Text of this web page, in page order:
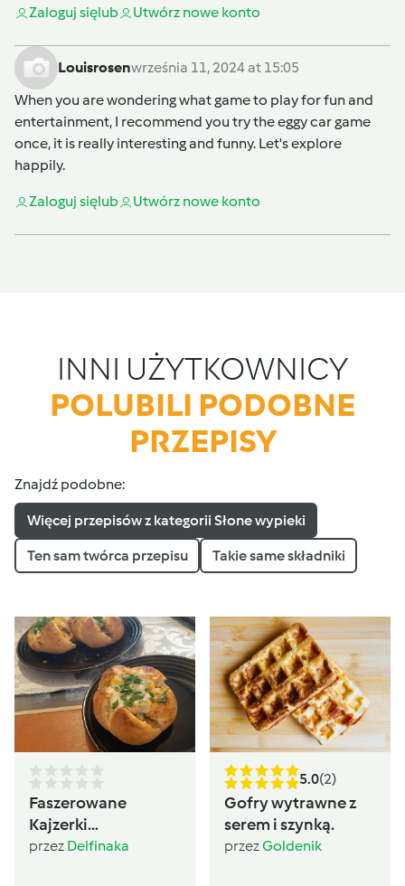
Zaloguj sięlub Utwórz nowe konto
Louisrosenwrześnia 11, 2024 at 15:05
When you are wondering what game to play for fun and
entertainment, I recommend you try theeggy cargame
once, it is really interesting and funny. Let's explore
happily.
Zaloguj sięlub Utwórz nowe konto
INNI UŻYTKOWNICY
POLUBILI PODOBNE
PRZEPISY
Znajdź podobne:
Więcej przepisów z kategorii Słone wypieki
Ten sam twórca przepisu Takie same składniki
Faszerowane
Kajzerki
PoliczonaSzama
przez Delfinaka
5.0(2)
Gofry wytrawne z
serem i szynką.
przezGoldenik